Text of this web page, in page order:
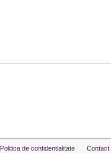
Politica de confidentialitate
Contact